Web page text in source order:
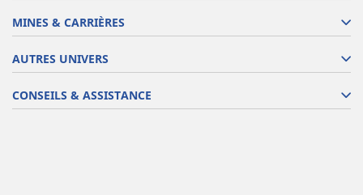
MINES & CARRIÈRES
AUTRES UNIVERS
CONSEILS & ASSISTANCE